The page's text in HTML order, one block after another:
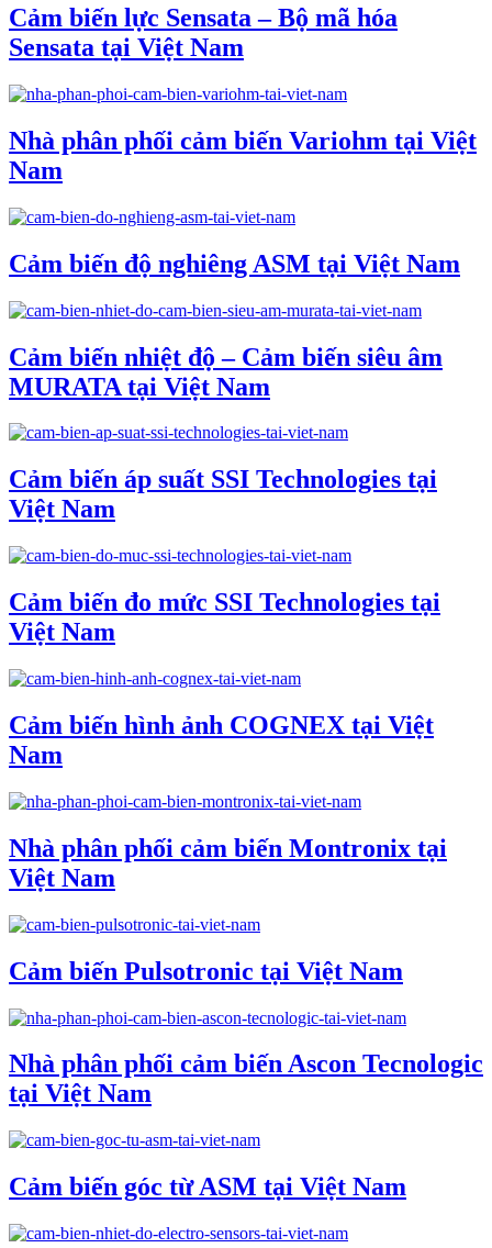
Cảm biến lực Sensata – Bộ mã hóa
Sensata tại Việt Nam
Nhà phân phối cảm biến Variohm tại Việt
Nam
Cảm biến độ nghiêng ASM tại Việt Nam
Cảm biến nhiệt độ – Cảm biến siêu âm
MURATA tại Việt Nam
Cảm biến áp suất SSI Technologies tại
Việt Nam
Cảm biến đo mức SSI Technologies tại
Việt Nam
Cảm biến hình ảnh COGNEX tại Việt
Nam
Nhà phân phối cảm biến Montronix tại
Việt Nam
Cảm biến Pulsotronic tại Việt Nam
Nhà phân phối cảm biến Ascon Tecnologic
tại Việt Nam
Cảm biến góc từ ASM tại Việt Nam